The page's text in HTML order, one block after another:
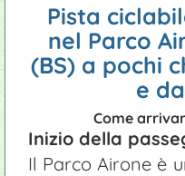
Pista
nel Parco
(BS) a pochi
e
Come
Inizio della
Il Parco Airone è